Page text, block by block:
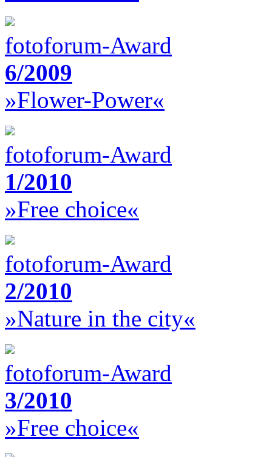
fotoforum-Award
6/2009
»Flower-Power«
fotoforum-Award
1/2010
»Free choice«
fotoforum-Award
2/2010
»Nature in the city«
fotoforum-Award
3/2010
»Free choice«